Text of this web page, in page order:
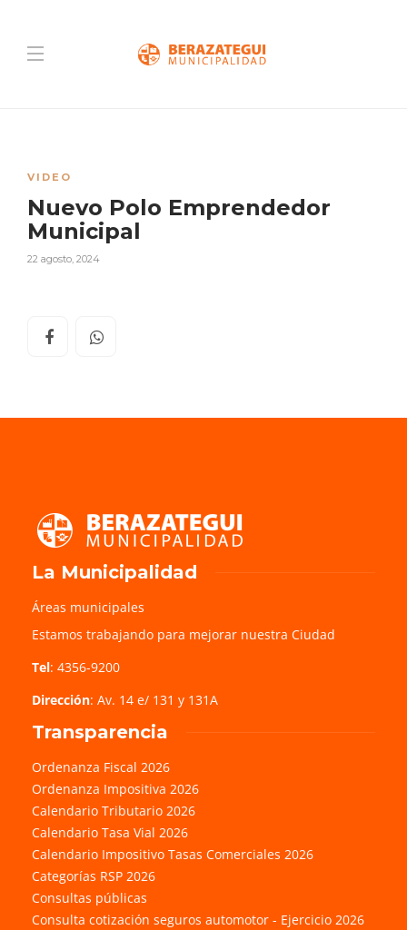
VIDEO
Nuevo Polo Emprendedor
Municipal
22 agosto, 2024
La Municipalidad
Áreas municipales
Estamos trabajando para mejorar nuestra Ciudad
Tel: 4356-9200
Dirección: Av. 14 e/ 131 y 131A
Transparencia
Ordenanza Fiscal 2026
Ordenanza Impositiva 2026
Calendario Tributario 2026
Calendario Tasa Vial 2026
Calendario Impositivo Tasas Comerciales 2026
Categorías RSP 2026
Consultas públicas
Consulta cotización seguros automotor - Ejercicio 2026